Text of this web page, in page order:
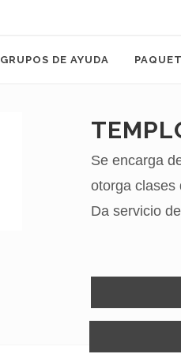
GRUPOS DE AYUDA
Se encarga
otorga clases
Da servicio